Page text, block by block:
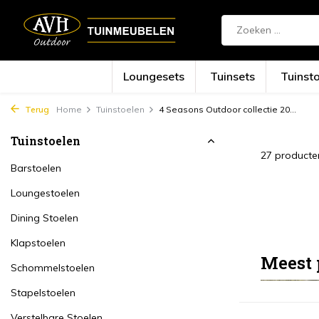
Loungesets Tuinsets
Terug Home Tuinstoelen 4 Seasons Outdoor collectie 20...
Tuinstoelen
Barstoelen
Loungestoelen
Dining Stoelen
Klapstoelen
Schommelstoelen
Stapelstoelen
27
Meest